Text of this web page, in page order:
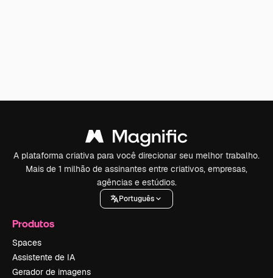
A plataforma criativa para você direcionar seu melhor trabalho.
Mais de 1 milhão de assinantes entre criativos, empresas,
agências e estúdios.
Português
Produtos
Spaces
Assistente de IA
Gerador de imagens